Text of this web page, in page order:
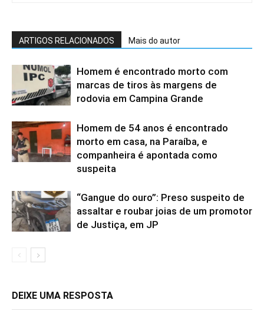
ARTIGOS RELACIONADOS Mais do autor
Homem é encontrado morto com
marcas de tiros às margens de
rodovia em Campina Grande
Homem de 54 anos é encontrado
morto em casa, na Paraíba, e
companheira é apontada como
suspeita
“Gangue do ouro”: Preso suspeito de
assaltar e roubar joias de um promotor
de Justiça, em JP
DEIXE UMA RESPOSTA